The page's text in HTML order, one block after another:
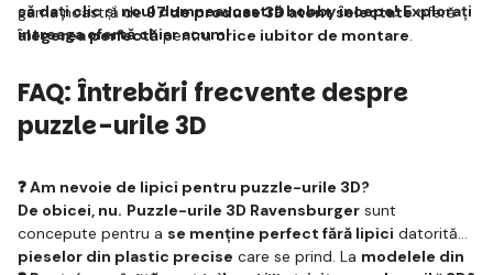
gama noastră de97 de produse 3D atent selectateoferă
alegerea perfectăpentruorice iubitor de montare.
să dați clicși noul dumneavoastră hobby începe! Explorați
întreaga ofertă chiar acum!
FAQ: Întrebări frecvente despre
puzzle-urile 3D
❓ Am nevoie de lipici pentru puzzle-urile 3D?
De obicei, nu. Puzzle-urile 3D Ravensburger sunt
concepute pentru a se menține perfect fără lipici datorită
pieselor din plastic precise care se prind. La modelele din